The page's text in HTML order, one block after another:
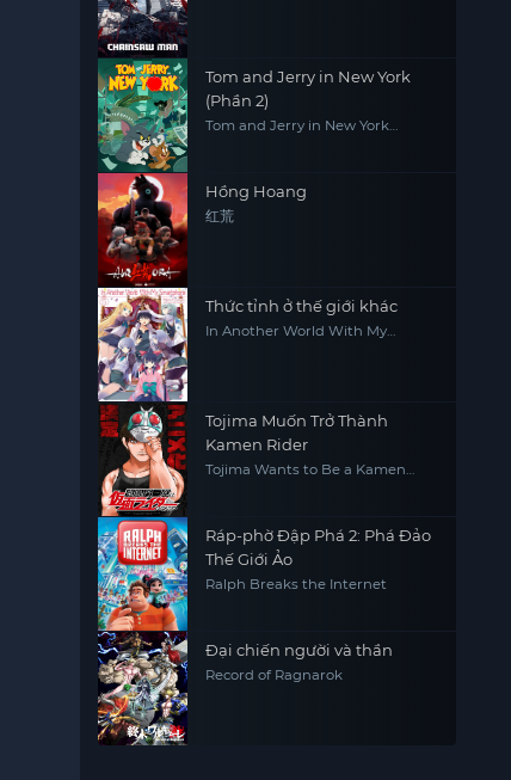
Tom and Jerry in New York
(Phần 2)
Tom and Jerry in New York
Hồng Hoang
红荒
Thức tỉnh ở thế giới khác
In Another World With My
Tojima Muốn Trở Thành
Kamen Rider
Tojima Wants to Be a Kamen
Ráp-phờ Đập Phá 2: Phá Đảo
Thế Giới Ảo
Ralph Breaks the Internet
Đại chiến người và thần
Record of Ragnarok